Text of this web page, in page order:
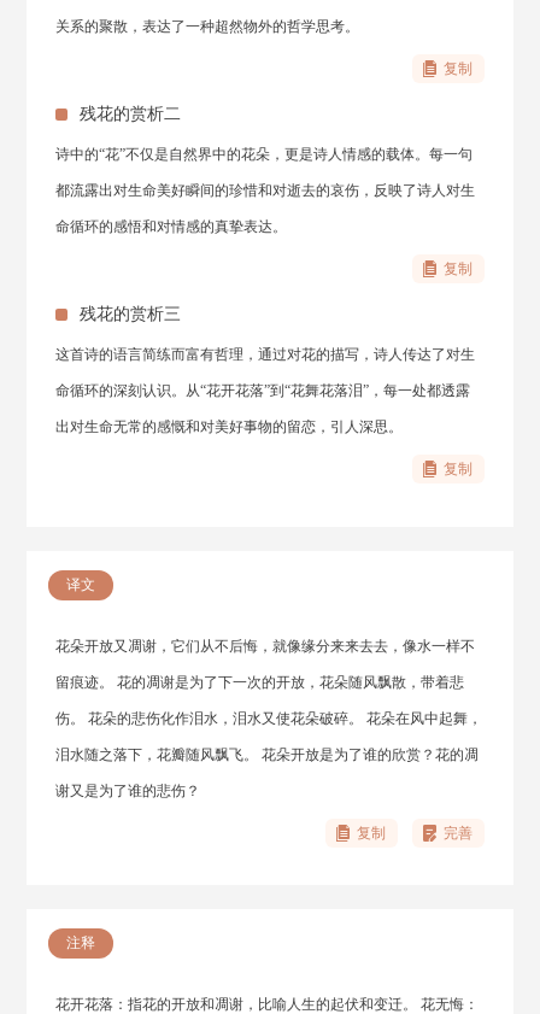
关系的聚散，表达了一种超然物外的哲学思考。
复制
残花的赏析二
诗中的“花”不仅是自然界中的花朵，更是诗人情感的载体。每一句
都流露出对生命美好瞬间的珍惜和对逝去的哀伤，反映了诗人对生
命循环的感悟和对情感的真挚表达。
复制
残花的赏析三
这首诗的语言简练而富有哲理，通过对花的描写，诗人传达了对生
命循环的深刻认识。从“花开花落”到“花舞花落泪”，每一处都透露
出对生命无常的感慨和对美好事物的留恋，引人深思。
复制
译文
花朵开放又凋谢，它们从不后悔，就像缘分来来去去，像水一样不
留痕迹。 花的凋谢是为了下一次的开放，花朵随风飘散，带着悲
伤。 花朵的悲伤化作泪水，泪水又使花朵破碎。 花朵在风中起舞，
泪水随之落下，花瓣随风飘飞。 花朵开放是为了谁的欣赏？花的凋
谢又是为了谁的悲伤？
复制 完善
注释
花开花落：指花的开放和凋谢，比喻人生的起伏和变迁。 花无悔：